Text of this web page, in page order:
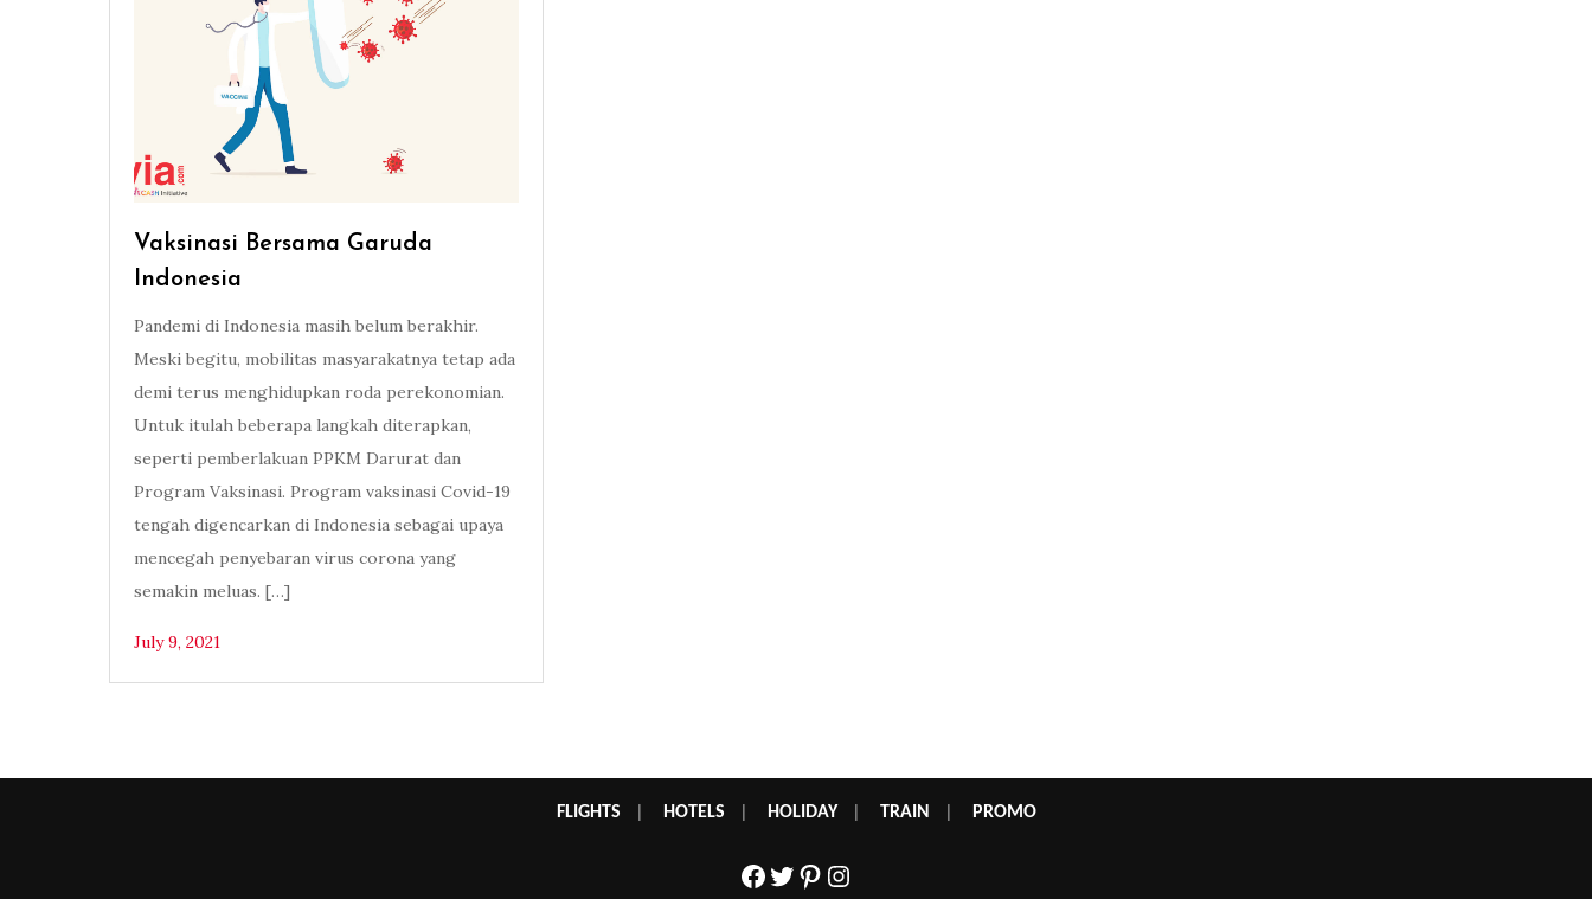
Vaksinasi Bersama Garuda
Indonesia
Pandemi di Indonesia masih belum berakhir.
Meski begitu, mobilitas masyarakatnya tetap ada
demi terus menghidupkan roda perekonomian.
Untuk itulah beberapa langkah diterapkan,
seperti pemberlakuan PPKM Darurat dan
Program Vaksinasi. Program vaksinasi Covid-19
tengah digencarkan di Indonesia sebagai upaya
mencegah penyebaran virus corona yang
semakin meluas. […]
July 9, 2021
FLIGHTS HOTELS HOLIDAY| TRAIN PROMO
Facebook
Twitter
Pinterest
Instagram